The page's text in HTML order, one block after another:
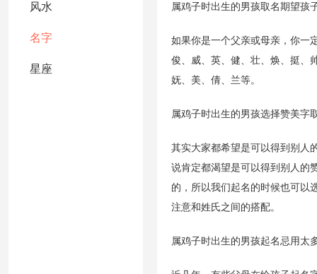
风水
名字
星座
属鸡子时出生的男孩取名期望孩
如果你是一个父亲或母亲，你一
俊、威、英、健、壮、焕、挺、
妩、美、倩、兰等。
属鸡子时出生的男孩选择赞美字
其实大家都希望是可以得到别人
说肯定都渴望是可以得到别人的
的，所以我们起名的时候也可以
注意和姓氏之间的搭配。
属鸡子时出生的男孩起名忌用太